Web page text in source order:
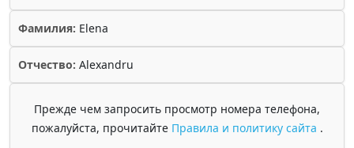
Фамилия: Elena
Отчество: Alexandru
Прежде чем запросить просмотр номера телефона,
пожалуйста, прочитайте Правила и политику сайта .